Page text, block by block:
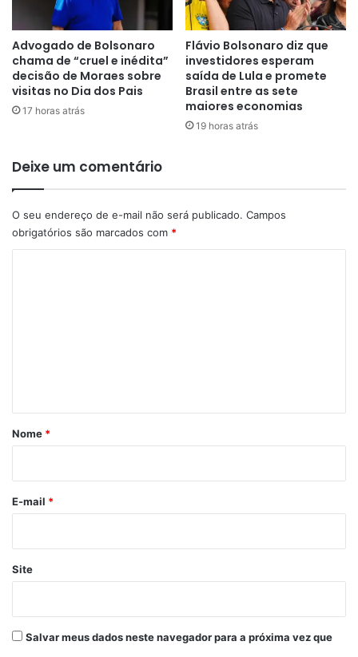
Advogado de Bolsonaro
chama de “cruel e inédita”
decisão de Moraes sobre
visitas no Dia dos Pais
17 horas atrás
Flávio Bolsonaro diz que
investidores esperam
saída de Lula e promete
Brasil entre as sete
maiores economias
19 horas atrás
Deixe um comentário
O seu endereço de e-mail não será publicado. Campos
obrigatórios são marcados com *
r
*
Nome *
E-mail *
Site
Salvar meus dados neste navegador para a próxima vez que